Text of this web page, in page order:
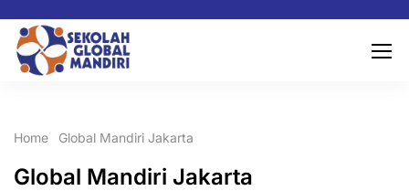
Home Global Mandiri Jakarta
Global Mandiri Jakarta